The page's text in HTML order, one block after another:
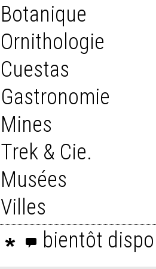
Botanique
Ornithologie
Cuestas
Gastronomie
Mines
Trek & Cie.
Musées
Villes
bientôt